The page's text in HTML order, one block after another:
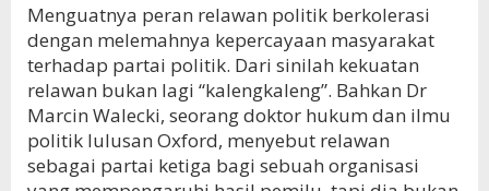
Menguatnya peran relawan politik berkolerasi
dengan melemahnya kepercayaan masyarakat
terhadap partai politik. Dari sinilah kekuatan
relawan bukan lagi “kalengkaleng”. Bahkan Dr
Marcin Walecki, seorang doktor hukum dan ilmu
politik lulusan Oxford, menyebut relawan
sebagai partai ketiga bagi sebuah organisasi